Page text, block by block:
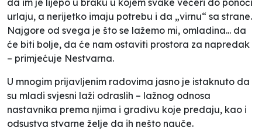
da im je lijepo u braku u kojem svake večeri do ponoći
urlaju, a nerijetko imaju potrebu i da „virnu“ sa strane.
Najgore od svega je što se lažemo mi, omladina... da
će biti bolje, da će nam ostaviti prostora za napredak
– primjećuje Nestvarna.
U mnogim prijavljenim radovima jasno je istaknuto da
su mladi svjesni laži odraslih – lažnog odnosa
nastavnika prema njima i gradivu koje predaju, kao i
odsustva stvarne želje da ih nešto nauče.